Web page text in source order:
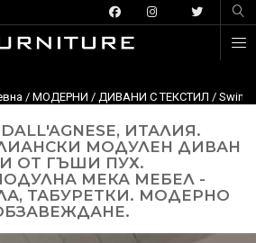
/ МОДЕРНИ / ДИВАНИ С ТЕКСТИЛ /
ИТАЛИЯ.
МОДУЛЕН ДИВАН
ОТ ГЪШИ ПУХ.
МЕКА МЕБЕЛ -
ТАБУРЕТКИ. МОДЕРНО